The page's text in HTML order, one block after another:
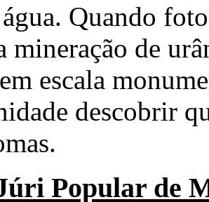
Quando
mineração de
escala
descobrir
Popular de